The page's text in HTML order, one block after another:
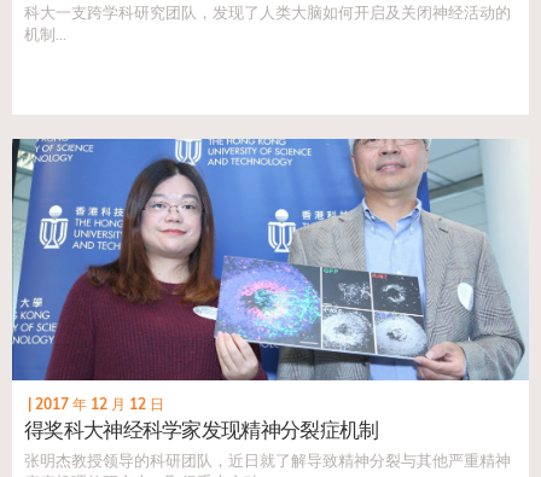
科大一支跨学科研究团队，发现了人类大脑如何开启及关闭神经活动的
机制...
| 2017 年 12 月 12 日
得奖科大神经科学家发现精神分裂症机制
张明杰教授领导的科研团队，近日就了解导致精神分裂与其他严重精神